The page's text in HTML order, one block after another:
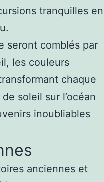
tranquilles en
seront comblés par
les couleurs
chaque
soleil sur l’océan
inoubliables
anciennes et